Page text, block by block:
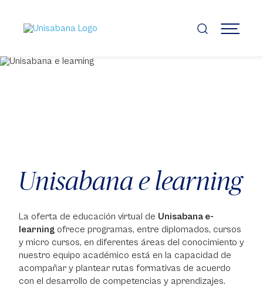
contenido
principal
MENÚ
Unisabana e learning
La oferta de educación virtual de Unisabana e-
learning ofrece programas, entre diplomados, cursos
y micro cursos, en diferentes áreas del conocimiento y
nuestro equipo académico está en la capacidad de
acompañar y plantear rutas formativas de acuerdo
con el desarrollo de competencias y aprendizajes.